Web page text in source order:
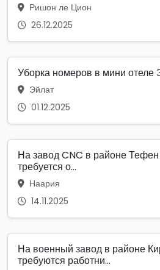
Ришон ле Цион
26.12.2025
Уборка номеров в мини отеле
Эйлат
01.12.2025
На завод CNC в районе
требуется о...
Наария
14.11.2025
На военный завод в районе
требуются работни...